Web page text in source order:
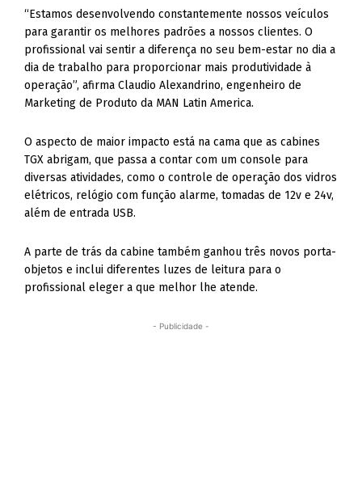
“Estamos desenvolvendo constantemente nossos veículos
para garantir os melhores padrões a nossos clientes. O
profissional vai sentir a diferença no seu bem-estar no dia a
dia de trabalho para proporcionar mais produtividade à
operação”, afirma Claudio Alexandrino, engenheiro de
Marketing de Produto da MAN Latin America.
O aspecto de maior impacto está na cama que as cabines
TGX abrigam, que passa a contar com um console para
diversas atividades, como o controle de operação dos vidros
elétricos, relógio com função alarme, tomadas de 12v e 24v,
além de entrada USB.
A parte de trás da cabine também ganhou três novos porta-
objetos e inclui diferentes luzes de leitura para o
profissional eleger a que melhor lhe atende.
- Publicidade -